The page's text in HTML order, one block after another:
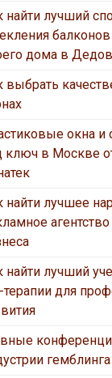
найти лучший
дома в
выбрать
окна и
ключ в Москве
найти лучшее
найти лучший
терапии для